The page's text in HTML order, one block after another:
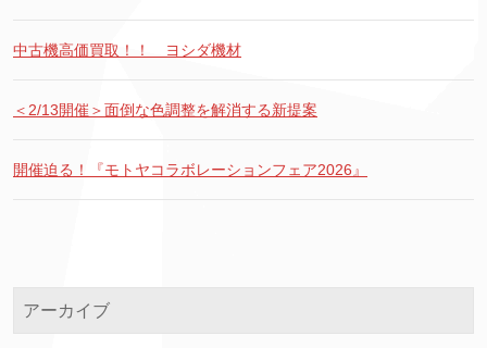
中古機高価買取！！ ヨシダ機材
＜2/13開催＞面倒な色調整を解消する新提案
開催迫る！『モトヤコラボレーションフェア2026』
アーカイブ